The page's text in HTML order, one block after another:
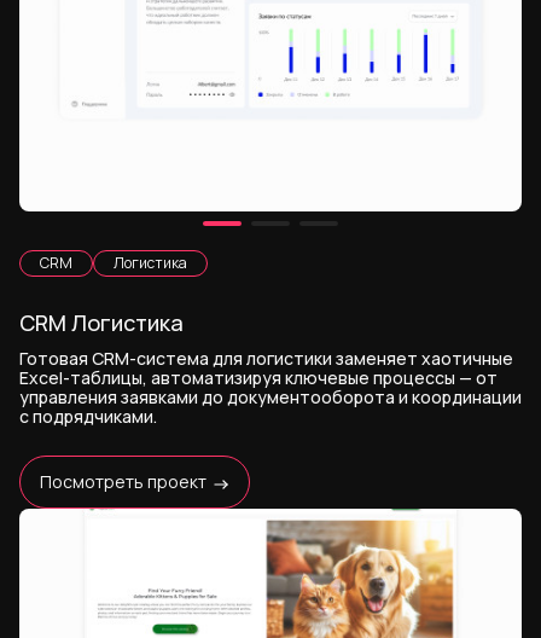
CRM Логистика
CRM Логистика
Готовая CRM-система для логистики заменяет хаотичные
Excel-таблицы, автоматизируя ключевые процессы — от
управления заявками до документооборота и координации
с подрядчиками.
Посмотреть проект